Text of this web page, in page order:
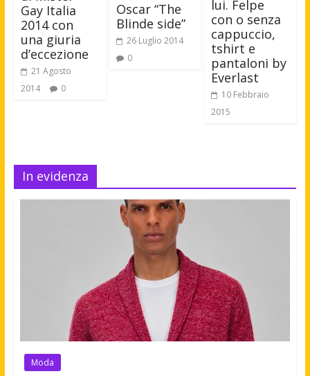
Gay Italia
2014 con
una giuria
d’eccezione
21 Agosto
2014
0
Oscar “The
Blinde side”
26 Luglio 2014
0
lui. Felpe
con o senza
cappuccio,
tshirt e
pantaloni by
Everlast
10 Febbraio
2015
In evidenza
Moda